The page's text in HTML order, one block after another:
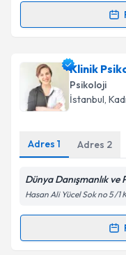
kapsamda
Randevu
Uzm. Psk.
oluşturun. Size bu
takvim
Kişisel
kapsamda
Klinik
Psikoloji
İstanbul ,
Adres 1 Adres 2
Dünya Danışmanlık ve
Hasan Ali Yücel Sok no 5 /1
Randevu